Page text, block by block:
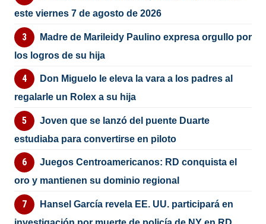
este viernes 7 de agosto de 2026
Madre de Marileidy Paulino expresa orgullo por
los logros de su hija
Don Miguelo le eleva la vara a los padres al
regalarle un Rolex a su hija
Joven que se lanzó del puente Duarte
estudiaba para convertirse en piloto
Juegos Centroamericanos: RD conquista el
oro y mantienen su dominio regional
Hansel García revela EE. UU. participará en